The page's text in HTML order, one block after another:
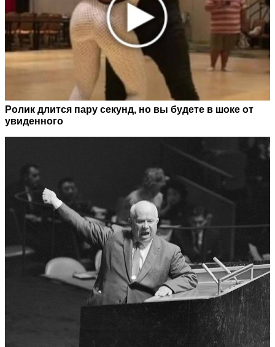
Ролик длится пару секунд, но вы будете в шоке от
увиденного